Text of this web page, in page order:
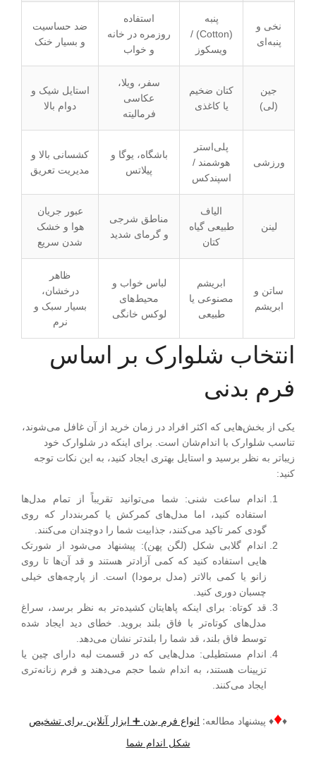
نخی و
پنبه‌ای
پنبه
(Cotton) /
ویسکوز
استفاده
روزمره در خانه
و خواب
ضد حساسیت
و بسیار خنک
جین
(لی)
کتان ضخیم
یا کاغذی
سفر، ویلا،
عکاسی
فرمالیته
استایل شیک و
دوام بالا
ورزشی
پلی‌استر
هوشمند /
اسپندکس
باشگاه، یوگا و
پیلاتس
کشسانی بالا و
مدیریت تعریق
لینن
الیاف
طبیعی گیاه
کتان
مناطق شرجی
و گرمای شدید
عبور جریان
هوا و خشک
شدن سریع
ساتن و
ابریشم
ابریشم
مصنوعی یا
طبیعی
لباس خواب و
محیط‌های
لوکس خانگی
ظاهر
درخشان،
بسیار سبک و
نرم
انتخاب شلوارک بر اساس
فرم بدنی
یکی از بخش‌هایی که اکثر افراد در زمان خرید از آن غافل می‌شوند،
تناسب شلوارک با اندام‌شان است. برای اینکه در شلوارک خود
زیباتر به نظر برسید و استایل بهتری ایجاد کنید، به این نکات توجه
کنید:
اندام ساعت شنی: شما می‌توانید تقریباً از تمام مدل‌ها
استفاده کنید، اما مدل‌های کمرکش یا کمربنددار که روی
گودی کمر تاکید می‌کنند، جذابیت شما را دوچندان می‌کنند.
اندام گلابی شکل (لگن پهن): پیشنهاد می‌شود از شورتک
‌هایی استفاده کنید که کمی آزادتر هستند و قد آن‌ها تا روی
زانو یا کمی بالاتر (مدل برمودا) است. از پارچه‌های خیلی
چسبان دوری کنید.
قد کوتاه: برای اینکه پاهایتان کشیده‌تر به نظر برسد، سراغ
مدل‌های کوتاه‌تر با فاق بلند بروید. خطای دید ایجاد شده
توسط فاق بلند، قد شما را بلندتر نشان می‌دهد.
اندام مستطیلی: مدل‌هایی که در قسمت لبه دارای چین یا
تزیینات هستند، به اندام شما حجم می‌دهند و فرم زنانه‌تری
ایجاد می‌کنند.
♦
♦♦ پیشنهاد مطالعه: انواع فرم بدن ➕ ابزار آنلاین برای تشخیص
شکل اندام شما